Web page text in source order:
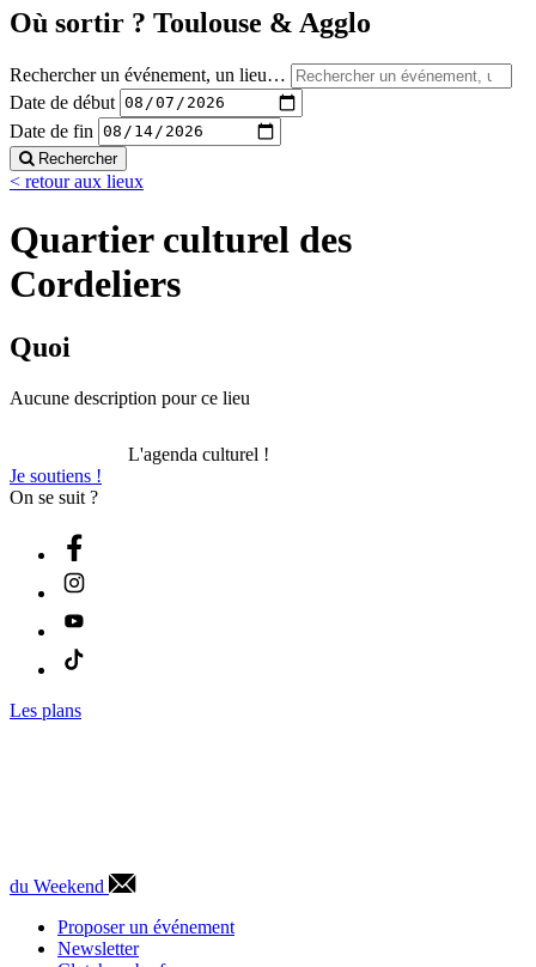
Où sortir ? Toulouse & Agglo
Rechercher un événement, un lieu…
Date de début
Date de fin
Rechercher
< retour aux lieux
Quartier culturel des
Cordeliers
Quoi
Aucune description pour ce lieu
L'agenda culturel !
Je soutiens !
On se suit ?
Les plans
du Weekend
Proposer un événement
Newsletter